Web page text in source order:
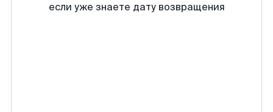
если уже знаете дату возвращения